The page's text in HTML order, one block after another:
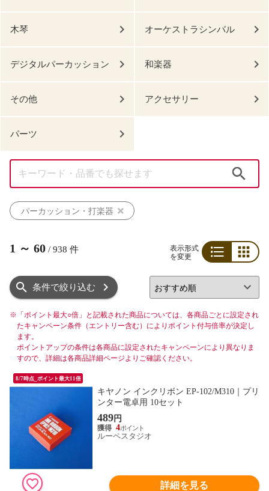
木琴 オーケストラシンバル
デジタルパーカッション 和楽器
その他 アクセサリー
パーツ
パーカッション・打楽器
1 ～ 60 / 938 件
表示形式
を変更
条件で絞り込む
※ 「ポイント最大○倍」と記載された商品については、各商品ごとに設定され
たキャンペーン条件（エントリー含む）によりポイント付与倍率が決定し
ます。
ポイントアップの条件は各商品に設定されたキャンペーンにより異なりま
すので、詳細は各商品詳細ページよりご確認ください。
8/7時点_ポイント最大11倍
キヤノン インクリボン EP-102/M310｜プリ
ンター電卓用 10セット
489円
4
ルーペスタジオ
詳細を見る